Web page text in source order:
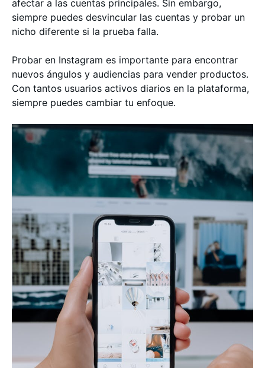
afectar a las cuentas principales. Sin embargo,
siempre puedes desvincular las cuentas y probar un
nicho diferente si la prueba falla.
Probar en Instagram es importante para encontrar
nuevos ángulos y audiencias para vender productos.
Con tantos usuarios activos diarios en la plataforma,
siempre puedes cambiar tu enfoque.